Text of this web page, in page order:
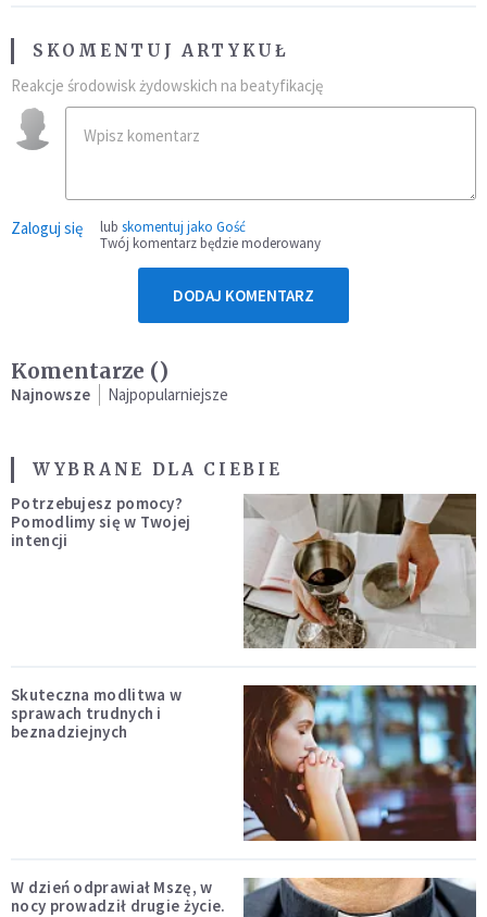
SKOMENTUJ ARTYKUŁ
Reakcje środowisk żydowskich na beatyfikację
Zaloguj się lub skomentuj jako Gość
Twój komentarz będzie moderowany
DODAJ KOMENTARZ
Komentarze ()
Najnowsze Najpopularniejsze
WYBRANE DLA CIEBIE
Potrzebujesz pomocy?
Pomodlimy się w Twojej
intencji
Skuteczna modlitwa w
sprawach trudnych i
beznadziejnych
W dzień odprawiał Mszę, w
nocy prowadził drugie życie.